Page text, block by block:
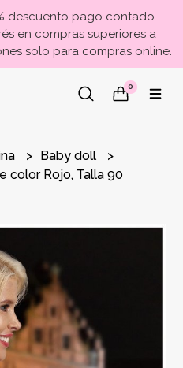
descuento pago contado
en compras superiores a
solo para compras online.
0
Baby doll
color Rojo, Talla 90